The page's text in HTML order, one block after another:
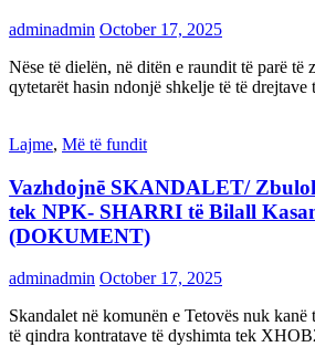
adminadmin October 17, 2025
Nëse të dielën, në ditën e raundit të parë të
qytetarët hasin ndonjë shkelje të të
Lajme, Më të fundit
Vazhdojnē SKANDALET/
tek NPK- SHARRI të Bilall
(DOKUMENT)
adminadmin October 17, 2025
Skandalet në komunën e Tetovës nuk
të qindra kontratave të dyshimta tek